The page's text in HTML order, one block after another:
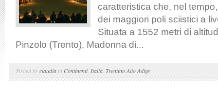
caratteristica che, nel
dei maggiori poli sciistici a
Situata a 1552 metri di
Pinzolo (Trento), Madonna di...
Posted byclaudia in Continenti, Italia Trentino Alto Adige